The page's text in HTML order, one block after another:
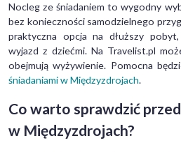
Nocleg ze śniadaniem to wygodny
bez konieczności samodzielnego
praktyczna opcja na dłuższy
wyjazd z dziećmi. Na Travelist.pl
obejmują wyżywienie. Pomocna
śniadaniami w Międzyzdrojach.
Co warto sprawdzić
w Międzyzdrojach?